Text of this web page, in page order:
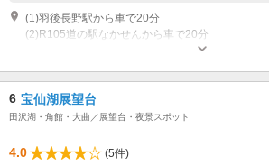
(1)羽後長野駅から車で20分
(2)R105道の駅なかせんから車で20分
6 宝仙湖展望台
田沢湖・角館・大曲／展望台・夜景スポット
4.0
(5件)